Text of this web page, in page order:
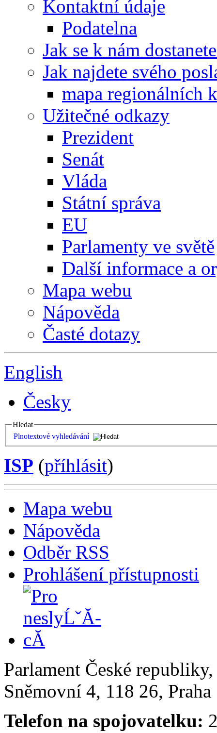
Kontaktní údaje
Podatelna
Jak se k nám
Jak najdete svého
mapa regionálních
Užitečné odkazy
Prezident
Senát
Vláda
Státní správa
EU
Parlamenty ve světě
Další informace a
Mapa webu
Nápověda
Časté dotazy
English
Česky
Hledat
Plnotextové vyhledávání
ISP (příhlásit)
Mapa webu
Nápověda
Odběr RSS
Prohlášení přístupnosti
Parlament České
Sněmovní 4, 118 26,
Telefon na spojovatelku: